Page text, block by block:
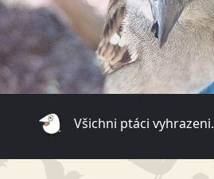
Všichni ptáci vyhrazeni.